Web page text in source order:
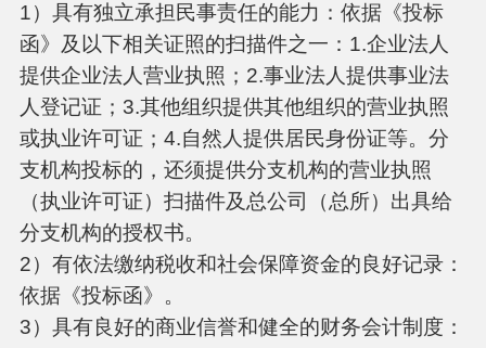
1）具有独立承担民事责任的能力：依据《投标
函》及以下相关证照的扫描件之一：1.企业法人
提供企业法人营业执照；2.事业法人提供事业法
人登记证；3.其他组织提供其他组织的营业执照
或执业许可证；4.自然人提供居民身份证等。分
支机构投标的，还须提供分支机构的营业执照
（执业许可证）扫描件及总公司（总所）出具给
分支机构的授权书。
2）有依法缴纳税收和社会保障资金的良好记录：
依据《投标函》。
3）具有良好的商业信誉和健全的财务会计制度：